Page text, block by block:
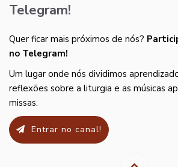
Telegram!
Quer ficar mais próximos de nós?
no Telegram!
Um lugar onde nós dividimos
reflexões sobre a liturgia e as músicas
missas.
Entrar no canal!